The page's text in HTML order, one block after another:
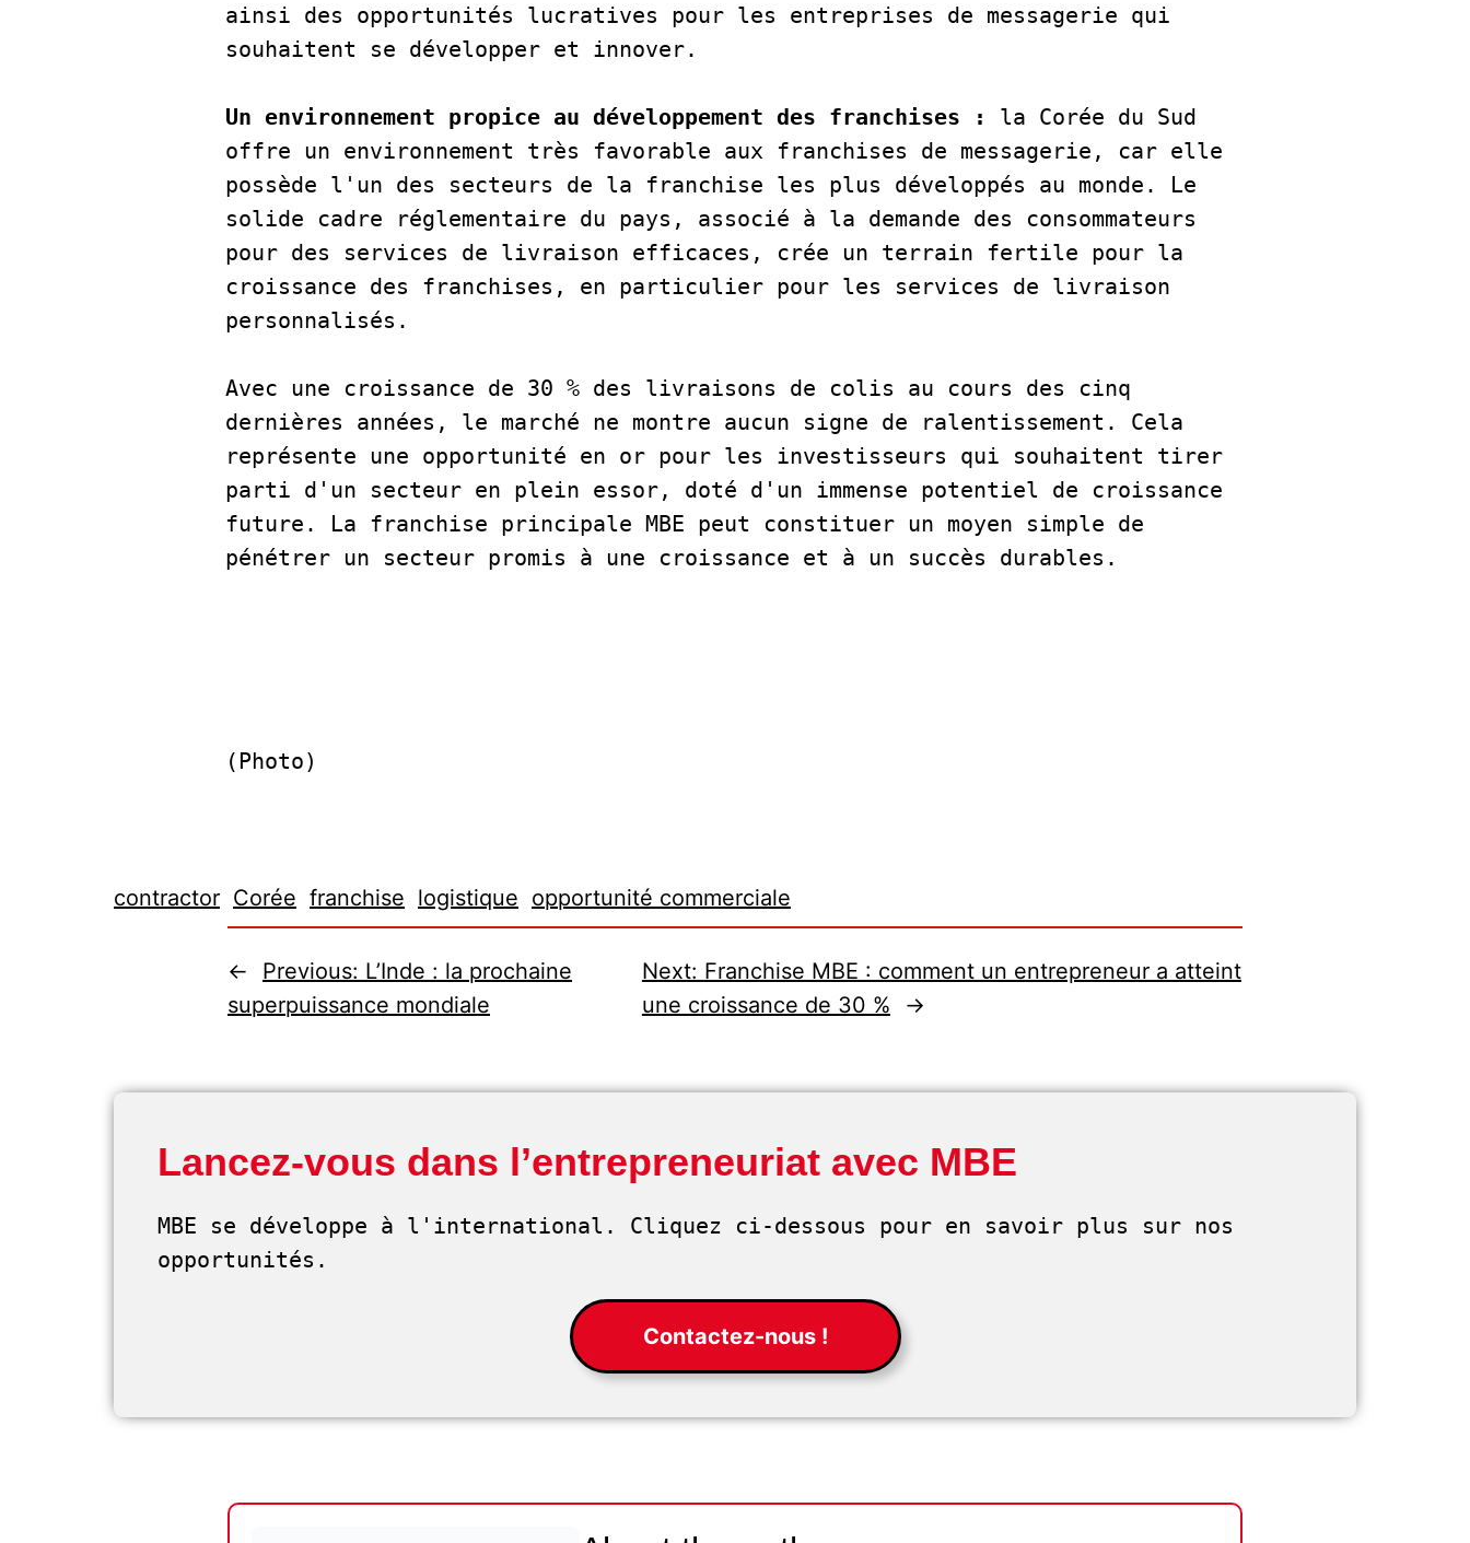
ainsi des opportunités lucratives pour les entreprises de messagerie qui
souhaitent se développer et innover.
Un environnement propice au développement des franchises :
la Corée du Sud
offre un environnement très favorable aux franchises de messagerie, car elle
possède l'un des secteurs de la franchise les plus développés au monde. Le
solide cadre réglementaire du pays, associé à la demande des consommateurs
pour des services de livraison efficaces, crée un terrain fertile pour la
croissance des franchises, en particulier pour les services de livraison
personnalisés.
Avec une croissance de 30 % des livraisons de colis au cours des cinq
dernières années, le marché ne montre aucun signe de ralentissement. Cela
représente une opportunité en or pour les investisseurs qui souhaitent tirer
parti d'un secteur en plein essor, doté d'un immense potentiel de croissance
future. La franchise principale MBE peut constituer un moyen simple de
pénétrer un secteur promis à une croissance et à un succès durables.
(Photo)
contractor Corée franchise logistique opportunité commerciale
← Previous: L’Inde : la prochaine
superpuissance mondiale
Next: Franchise MBE : comment un entrepreneur a atteint
une croissance de 30 %
→
Lancez-vous dans l’entrepreneuriat avec MBE
MBE se développe à l'international. Cliquez ci-dessous pour en savoir plus sur nos
opportunités.
Contactez-nous !